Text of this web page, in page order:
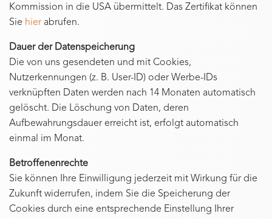
Kommission in die USA übermittelt. Das Zertifikat können
Sie hier abrufen.
Dauer der Datenspeicherung
Die von uns gesendeten und mit Cookies,
Nutzerkennungen (z. B. User-ID) oder Werbe-IDs
verknüpften Daten werden nach 14 Monaten automatisch
gelöscht. Die Löschung von Daten, deren
Aufbewahrungsdauer erreicht ist, erfolgt automatisch
einmal im Monat.
Betroffenenrechte
Sie können Ihre Einwilligung jederzeit mit Wirkung für die
Zukunft widerrufen, indem Sie die Speicherung der
Cookies durch eine entsprechende Einstellung Ihrer